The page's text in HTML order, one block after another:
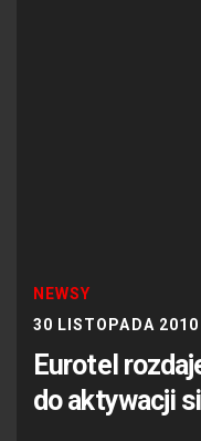
NEWSY
30 LISTOPADA 2010
Eurotel
do aktywacji